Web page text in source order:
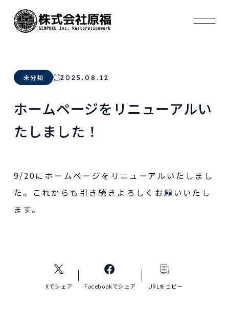
未分類 2025.08.12
ホームページをリニューアルい
たしました！
9/20にホームページをリニューアルいたしまし
た。これからも引き続きよろしくお願いいたし
ます。
Xでシェア Facebookでシェア URLをコピー